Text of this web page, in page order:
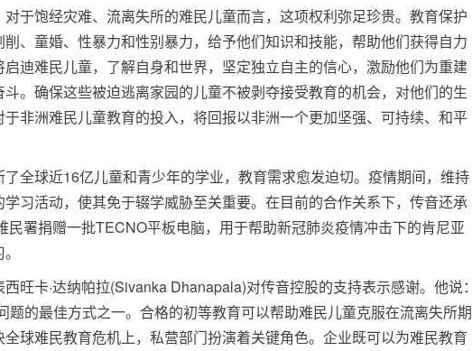
于饱经灾难、流离失所的难民儿童而言，这项权利弥足珍贵。教育保护
、童婚、性暴力和性别暴力，给予他们知识和技能，帮助他们获得自力
迪难民儿童，了解自身和世界，坚定独立自主的信心，激励他们为重建
。确保这些被迫逃离家园的儿童不被剥夺接受教育的机会，对他们的生
非洲难民儿童教育的投入，将回报以非洲一个更加坚强、可持续、和平
全球近16亿儿童和青少年的学业，教育需求愈发迫切。疫情期间，维持
习活动，使其免于辍学威胁至关重要。在目前的合作关系下，传音还承
民署捐赠一批TECNO平板电脑，用于帮助新冠肺炎疫情冲击下的肯尼亚
旺卡·达纳帕拉(Sivanka Dhanapala)对传音控股的支持表示感谢。他说：
题的最佳方式之一。合格的初等教育可以帮助难民儿童克服在流离失所期
球难民教育危机上，私营部门扮演着关键角色。企业既可以为难民教育